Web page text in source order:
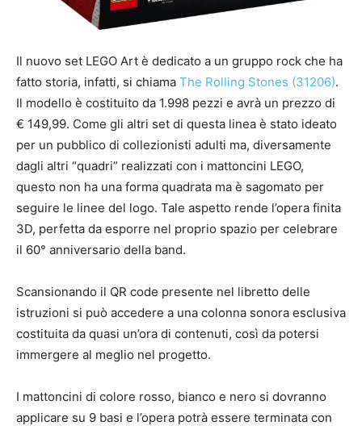
Il nuovo set LEGO Art è dedicato a un gruppo rock che ha
fatto storia, infatti, si chiama The Rolling Stones (31206).
Il modello è costituito da 1.998 pezzi e avrà un prezzo di
€ 149,99. Come gli altri set di questa linea è stato ideato
per un pubblico di collezionisti adulti ma, diversamente
dagli altri “quadri” realizzati con i mattoncini LEGO,
questo non ha una forma quadrata ma è sagomato per
seguire le linee del logo. Tale aspetto rende l’opera finita
3D, perfetta da esporre nel proprio spazio per celebrare
il 60° anniversario della band.
Scansionando il QR code presente nel libretto delle
istruzioni si può accedere a una colonna sonora esclusiva
costituita da quasi un’ora di contenuti, così da potersi
immergere al meglio nel progetto.
I mattoncini di colore rosso, bianco e nero si dovranno
applicare su 9 basi e l’opera potrà essere terminata con